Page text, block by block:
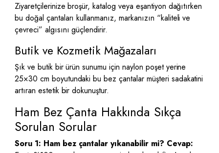
Ziyaretçilerinize broşür, katalog veya eşantiyon dağıtırken
bu doğal çantaları kullanmanız, markanızın “kaliteli ve
çevreci” algısını güçlendirir.
Butik ve Kozmetik Mağazaları
Şık ve butik bir ürün sunumu için naylon poşet yerine
25×30 cm boyutundaki bu bez çantalar müşteri sadakatini
artıran estetik bir dokunuştur.
Ham Bez Çanta Hakkında Sıkça
Sorulan Sorular
Soru 1: Ham bez çantalar yıkanabilir mi? Cevap: